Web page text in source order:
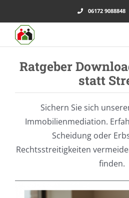
Inhalt
springen
06172 9088848
Über
Ratgeber
Kontakt
Ratgeber
statt
Sichern Sie sich
Immobilienmediation.
Scheidung oder
Rechtsstreitigkeiten
finden.